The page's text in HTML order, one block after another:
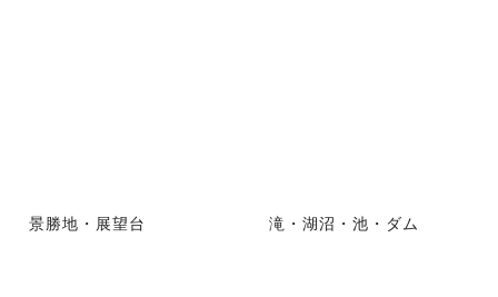
景勝地・展望台 滝・湖沼・池・ダム